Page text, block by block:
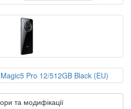
та модифікації